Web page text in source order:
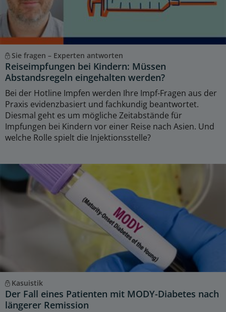
Sie fragen – Experten antworten
Reiseimpfungen bei Kindern: Müssen
Abstandsregeln eingehalten werden?
Bei der Hotline Impfen werden Ihre Impf-Fragen aus der
Praxis evidenzbasiert und fachkundig beantwortet.
Diesmal geht es um mögliche Zeitabstände für
Impfungen bei Kindern vor einer Reise nach Asien. Und
welche Rolle spielt die Injektionsstelle?
Kasuistik
Der Fall eines Patienten mit MODY-Diabetes nach
längerer Remission